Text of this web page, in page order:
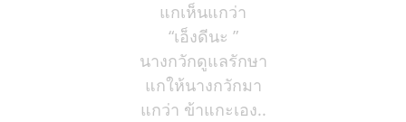
แกเห็นแกว่า
“เอ็งดีนะ ”
นางกวักดูแลรักษา
แกให้นางกวักมา
แกว่า ข้าแกะเอง..